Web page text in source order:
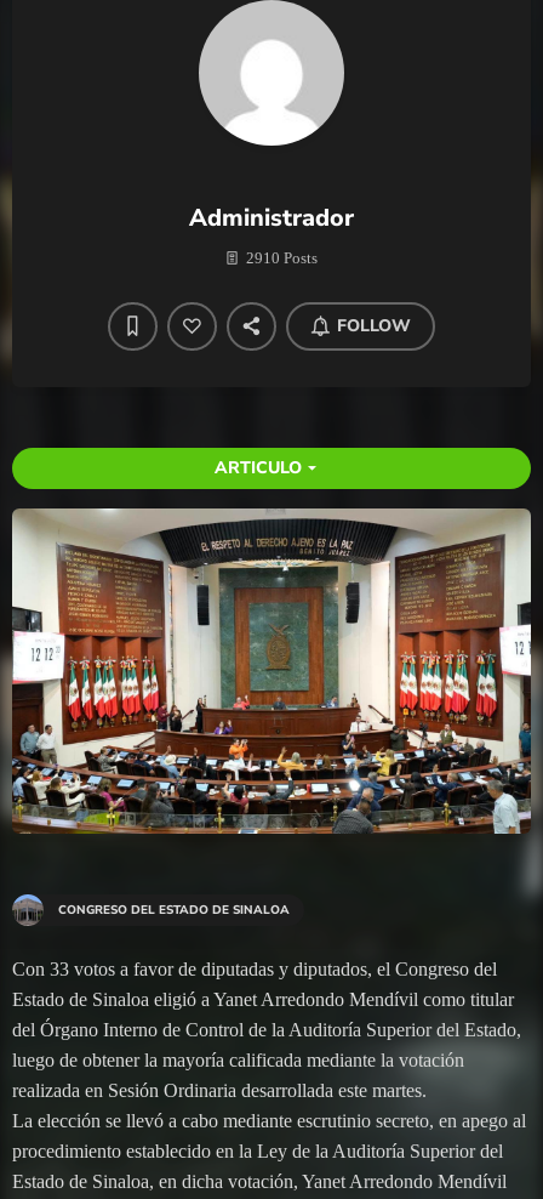
Administrador
2910 Posts
FOLLOW
ARTICULO arrow_drop_down
CONGRESO DEL ESTADO DE SINALOA
Con 33 votos a favor de diputadas y diputados, el Congreso del
Estado de Sinaloa eligió a Yanet Arredondo Mendívil como titular
del Órgano Interno de Control de la Auditoría Superior del Estado,
luego de obtener la mayoría calificada mediante la votación
realizada en Sesión Ordinaria desarrollada este martes.
La elección se llevó a cabo mediante escrutinio secreto, en apego al
procedimiento establecido en la Ley de la Auditoría Superior del
Estado de Sinaloa, en dicha votación, Yanet Arredondo Mendívil